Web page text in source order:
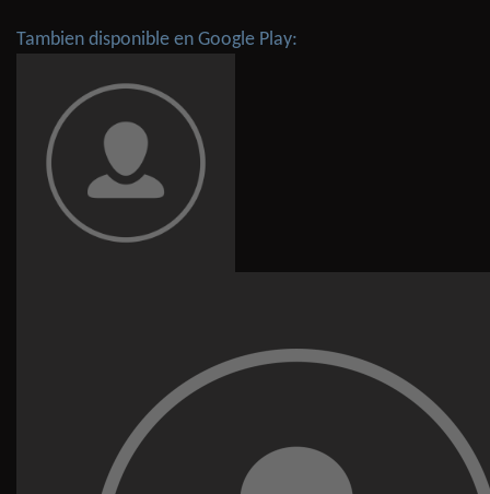
Tambien disponible en Google Play: